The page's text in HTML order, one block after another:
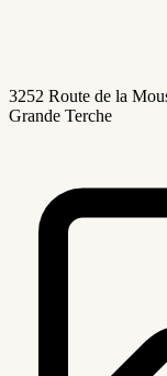
3252 Route de la
Grande Terche